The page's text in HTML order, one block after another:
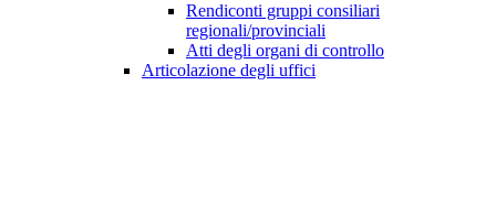
Rendiconti gruppi consiliari
regionali/provinciali
Atti degli organi di controllo
Articolazione degli uffici